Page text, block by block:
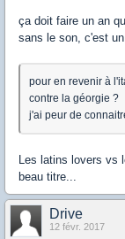
ça doit faire un an
sans le son, c'est
pour en revenir à
contre la géorgie ?
j'ai peur de
Les latins lovers vs
beau titre...
Drive
12 févr. 2017